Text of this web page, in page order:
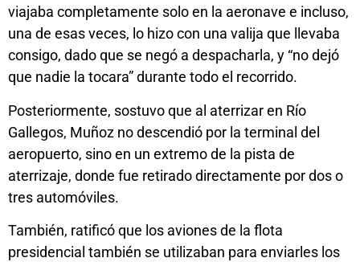
viajaba completamente solo en la aeronave e incluso,
una de esas veces, lo hizo con una valija que llevaba
consigo, dado que se negó a despacharla, y “no dejó
que nadie la tocara” durante todo el recorrido.
Posteriormente, sostuvo que al aterrizar en Río
Gallegos, Muñoz no descendió por la terminal del
aeropuerto, sino en un extremo de la pista de
aterrizaje, donde fue retirado directamente por dos o
tres automóviles.
También, ratificó que los aviones de la flota
presidencial también se utilizaban para enviarles los